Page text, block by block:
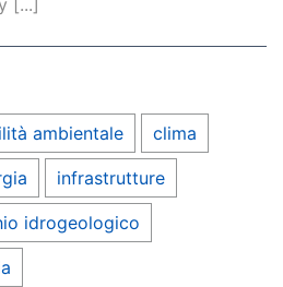
ambientale clima
infrastrutture
idrogeologico